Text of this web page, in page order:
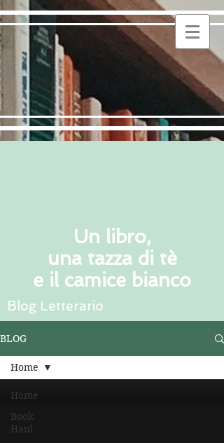
Un libro,
una tazza di tè
e il camice bianco
Blog Letterario
BLOG
Home
Book
Haul
Home